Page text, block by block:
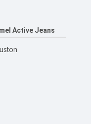
Active Jeans